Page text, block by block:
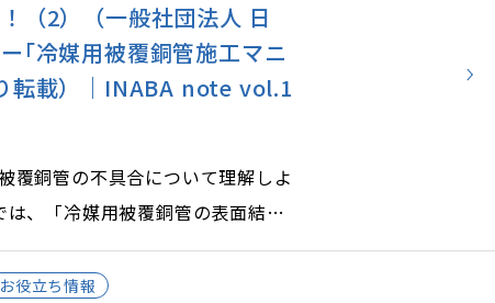
（2）（一般社団法人 日
｢冷媒用被覆銅管施工マニ
転載）｜INABA note vol.1
覆銅管の不具合について理解しよ
は、「冷媒用被覆銅管の表面結
接続部の分断」について説明をい
お役立ち情報